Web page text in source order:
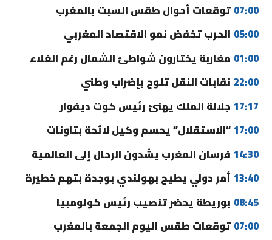
07:00 توقعات أحوال طقس السبت بالمغرب
05:00 الحرب تخفض نمو الاقتصاد المغربي
01:00 مغاربة يختارون شواطئ الشمال رغم الغلاء
22:00 نقابات النقل تلوح بإضراب وطني
17:17 جلالة الملك يهنئ رئيس كوت ديفوار
17:00“الاستقلال” يحسم وكيل لائحة بتاونات
14:30 فرسان المغرب يشدون الرحال إلى العالمية
13:40 أمر دولي يطيح بهولندي بوجدة بتهم خطيرة
08:45 بوريطة يحضر تنصيب رئيس كولومبيا
07:00 توقعات طقس اليوم الجمعة بالمغرب